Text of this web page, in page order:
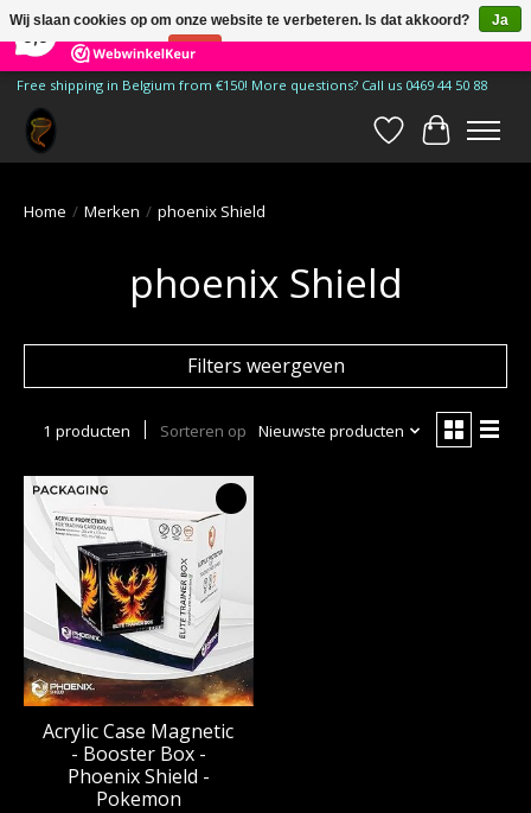
185 Reviews ×
Free shipping in Belgium from €150! More questions? Call us 0469 44 50 88
Verlanglijst
Home / Merken / phoenix Shield
phoenix Shield
Filters weergeven
1 producten Sorteren op Nieuwste producten
Acrylic Case Magnetic
- Booster Box -
Phoenix Shield -
Pokemon
Wij slaan cookies op om onze website te verbeteren. Is dat akkoord?
Ja
Nee